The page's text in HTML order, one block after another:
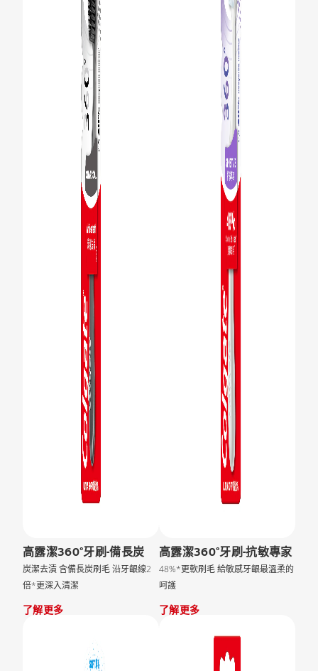
高露潔360°牙刷-備長炭
炭潔去漬 含備長炭刷毛 沿牙齦線2
倍*更深入清潔
了解更多
高露潔360°牙刷-抗敏專家
48%*更軟刷毛 給敏感牙齦最溫柔的
呵護
了解更多